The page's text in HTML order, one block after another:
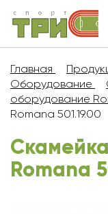
Главная
Оборудование
оборудование
Romana 501.19.00
Romana